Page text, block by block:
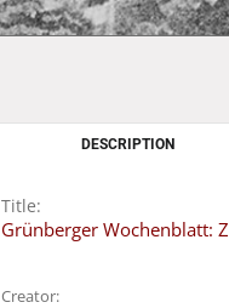
DESCRIPTION
Title:
Grünberger Wochenblatt:
Creator: